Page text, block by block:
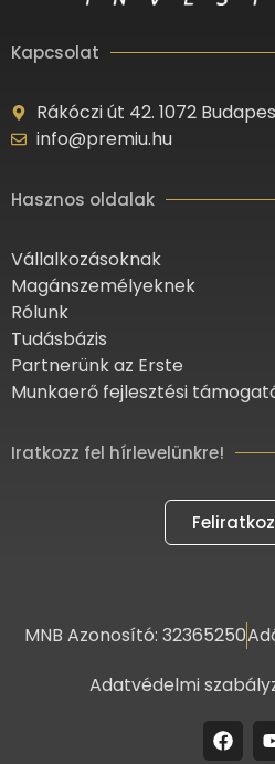
Kapcsolat
Rákóczi út 42. 1072
info@premiu.hu
Hasznos oldalak
Vállalkozásoknak
Magánszemélyeknek
Rólunk
Tudásbázis
Partnerünk az Erste
Munkaerő fejlesztési
Iratkozz fel hírlevelünkre!
MNB Azonosító: 32365250
Adatvédelmi